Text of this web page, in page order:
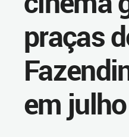
praças
em julho